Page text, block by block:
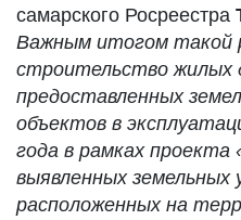
самарского Росреестра
Важным итогом такой
строительство жилых
предоставленных
объектов в
года в рамках проекта
выявленных земельных
расположенных на